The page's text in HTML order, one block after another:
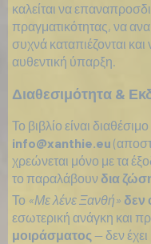
καλείται να
πραγματικότητας, να
συχνά καταπιέζονται
αυθεντική ύπαρξη.
Διαθεσιμότητα &
Το βιβλίο είναι
info@xanthie.eu
χρεώνεται μόνο με τα
το παραλάβουν δια
Το «Με λένε Ξανθή» δεν
εσωτερική ανάγκη και
μοιράσματος — δεν